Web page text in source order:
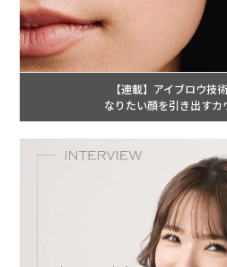
【連載】アイブロウ技
なりたい顔を引き出すカ